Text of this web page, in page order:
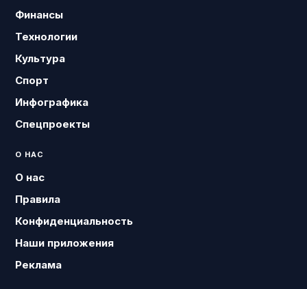
Финансы
Технологии
Культура
Спорт
Инфографика
Спецпроекты
О НАС
О нас
Правила
Конфиденциальность
Наши приложения
Реклама